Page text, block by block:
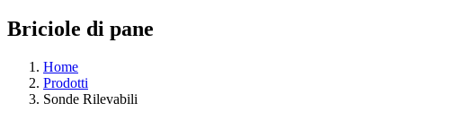
Briciole di pane
Home
Prodotti
Sonde Rilevabili